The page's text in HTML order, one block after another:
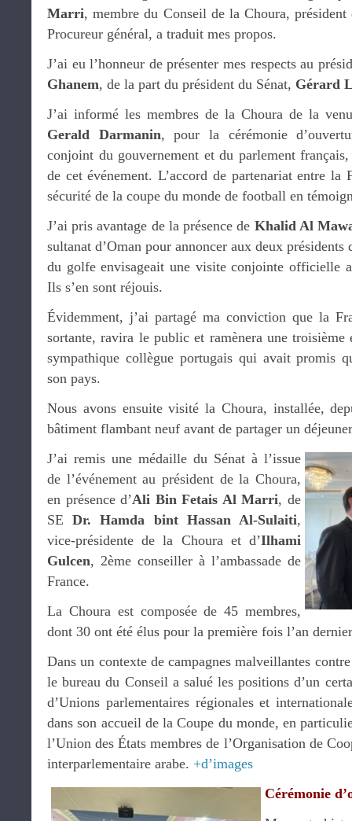
Marri, membre du Conseil de la Choura,
Procureur général, a traduit mes propos.
J’ai eu l’honneur de présenter mes respects au
Ghanem, de la part du président du Sénat, Gérard
J’ai informé les membres de la Choura de la
Gerald Darmanin, pour la cérémonie
conjoint du gouvernement et du parlement
de cet événement. L’accord de partenariat entre
sécurité de la coupe du monde de football en
J’ai pris avantage de la présence de Khalid Al
sultanat d’Oman pour annoncer aux deux présidents
du golfe envisageait une visite conjointe officielle
Ils s’en sont réjouis.
Évidemment, j’ai partagé ma conviction que la
sortante, ravira le public et ramènera une
sympathique collègue portugais qui avait promis
son pays.
Nous avons ensuite visité la Choura, installée,
bâtiment flambant neuf avant de partager un
J’ai remis une médaille du Sénat à l’issue
de l’événement au président de la Choura,
en présence d’Ali Bin Fetais Al Marri, de
SEDr. Hamda bint Hassan Al-Sulaiti,
vice-présidente de la Choura et d’Ilhami
Gulcen, 2ème conseiller à l’ambassade de
France.
La Choura est composée de 45 membres,
dont 30 ont été élus pour la première fois l’an
Dans un contexte de campagnes malveillantes
le bureau du Conseil a salué les positions d’un
d’Unions parlementaires régionales et
dans son accueil de la Coupe du monde, en
l’Union des États membres de l’Organisation de
interparlementaire arabe. +d’images
Cérémonie